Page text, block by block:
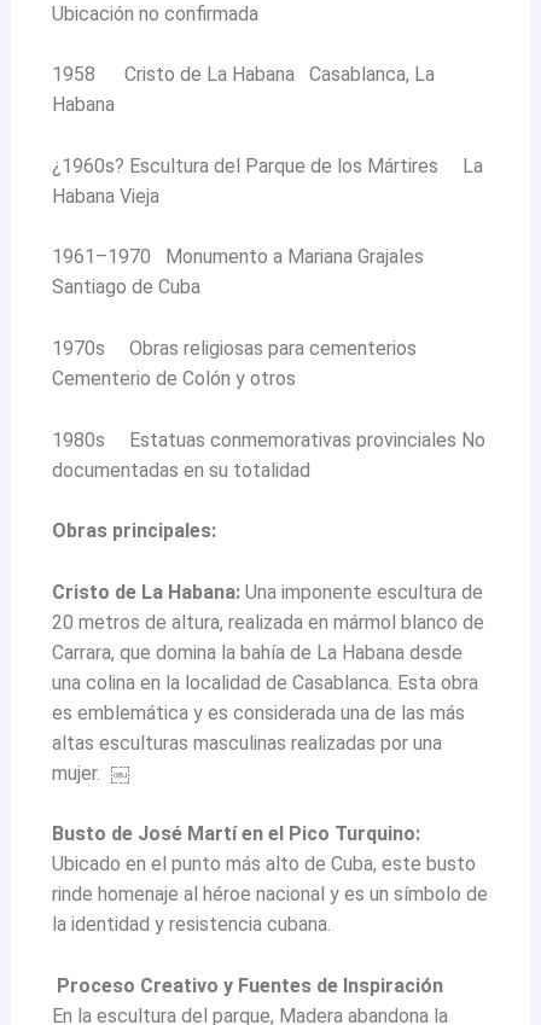
Ubicación no confirmada
1958 Cristo de La Habana Casablanca, La
Habana
¿1960s? Escultura del Parque de los Mártires La
Habana Vieja
1961–1970 Monumento a Mariana Grajales
Santiago de Cuba
1970s Obras religiosas para cementerios
Cementerio de Colón y otros
1980s Estatuas conmemorativas provinciales No
documentadas en su totalidad
Obras principales:
Cristo de La Habana:Una imponente escultura de
20 metros de altura, realizada en mármol blanco de
Carrara, que domina la bahía de La Habana desde
una colina en la localidad de Casablanca. Esta obra
es emblemática y es considerada una de las más
altas esculturas masculinas realizadas por una
mujer. ￼
Busto de José Martí en el Pico Turquino:
Ubicado en el punto más alto de Cuba, este busto
rinde homenaje al héroe nacional y es un símbolo de
la identidad y resistencia cubana.
Proceso Creativo y Fuentes de Inspiración
En la escultura del parque, Madera abandona la